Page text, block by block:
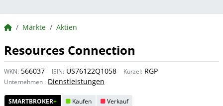
BörsenNEWS.de
Märkte Aktien
Resources Connection
WKN: 566037 ISIN: US76122Q1058 Kürzel: RGP
Unternehmen : Dienstleistungen
SMARTBROKER+ Kaufen Verkauf